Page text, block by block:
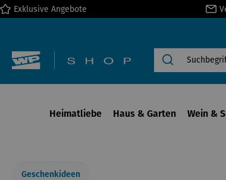
Zur Hauptnavigation springen
Exklusive Angebote
Heimatliebe Haus & Garten Wein &
Geschenkideen